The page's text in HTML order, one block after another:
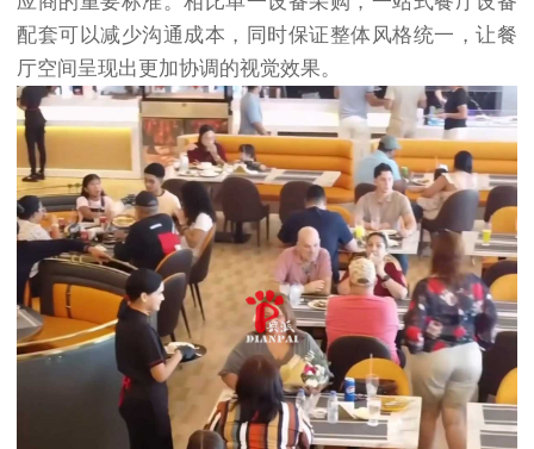
配套可以减少沟通成本，同时保证整体风格统一，让餐
厅空间呈现出更加协调的视觉效果。